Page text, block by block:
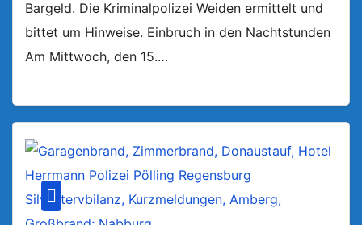
Bargeld. Die Kriminalpolizei Weiden ermittelt und
bittet um Hinweise. Einbruch in den Nachtstunden
Am Mittwoch, den 15.…